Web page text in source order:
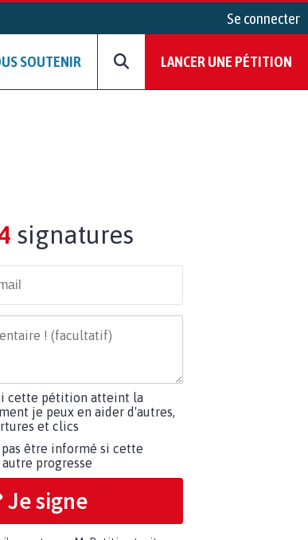
Se connecter
SOUTENIR LANCER UNE PÉTITION
signatures
cette pétition atteint la
je peux en aider d'autres,
et clics
pas être informé si cette
progresse
Je signe